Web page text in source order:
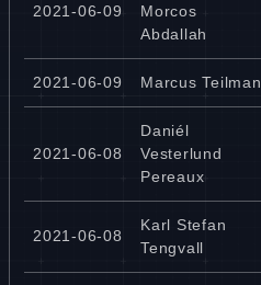
2021-06-09
Morcos
Abdallah
2021-06-09 Marcus Teilman
2021-06-08
Daniél
Vesterlund
Pereaux
2021-06-08
Karl Stefan
Tengvall